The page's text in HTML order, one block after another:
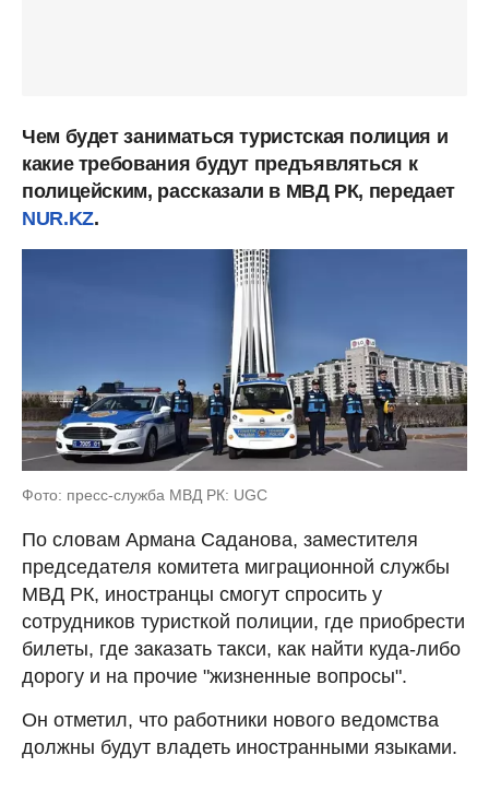
Чем будет заниматься туристская полиция и
какие требования будут предъявляться к
полицейским, рассказали в МВД РК, передает
NUR.KZ.
Фото: пресс-служба МВД РК: UGC
По словам Армана Cаданова, заместителя
председателя комитета миграционной службы
МВД РК, иностранцы смогут спросить у
сотрудников туристкой полиции, где приобрести
билеты, где заказать такси, как найти куда-либо
дорогу и на прочие "жизненные вопросы".
Он отметил, что работники нового ведомства
должны будут владеть иностранными языками.